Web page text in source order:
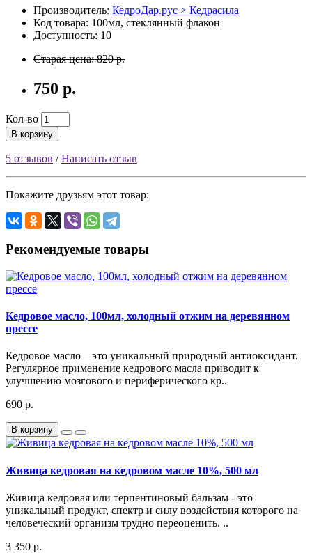
Производитель: КедроДар.рус > Кедрасила
Код товара: 100мл, стеклянный флакон
Доступность: 10
Старая цена: 820 р.
750 р.
Кол-во
В корзину
5 отзывов /Написать отзыв
Покажите друзьям этот товар:
Рекомендуемые товары
Кедровое масло, 100мл, холодный отжим на деревянном
прессе
Кедровое масло – это уникальный природный антиоксидант.
Регулярное применение кедрового масла приводит к
улучшению мозгового и периферического кр..
690 р.
В корзину
Живица кедровая на кедровом масле 10%, 500 мл
Живица кедровая или терпентиновый бальзам - это
уникальный продукт, спектр и силу воздействия которого на
человеческий организм трудно переоценить. ..
3 350 р.